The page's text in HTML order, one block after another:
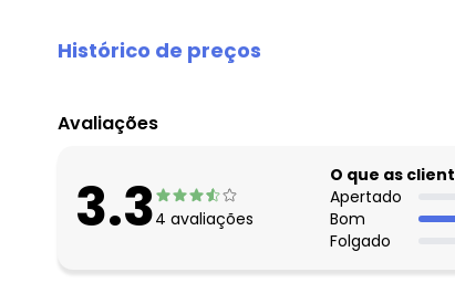
Histórico de preços
agosto/2026
maio/2026
abril/2026
fevereiro/2026
Avaliações
3.34 avaliações
O que as
Apertado
Bom
Folgado